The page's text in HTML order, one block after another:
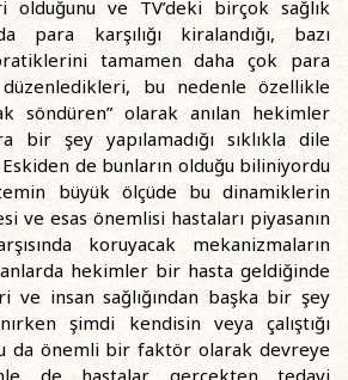
olduğunu ve TV’deki birçok sağlık
para karşılığı kiralandığı, bazı
tamamen daha çok para
bu nedenle özellikle
söndüren” olarak anılan hekimler
bir şey yapılamadığı sıklıkla dile
de bunların olduğu biliniyordu
büyük ölçüde bu dinamiklerin
ve esas önemlisi hastaları piyasanın
koruyacak mekanizmaların
hekimler bir hasta geldiğinde
ve insan sağlığından başka bir şey
şimdi kendisin veya çalıştığı
da önemli bir faktör olarak devreye
de hastalar gerçekten tedavi